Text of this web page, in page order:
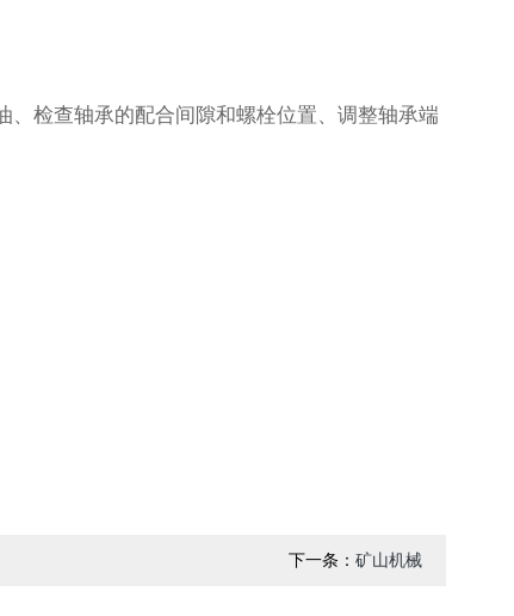
检查轴承的配合间隙和螺栓位置、调整轴承端
下一条：矿山机械